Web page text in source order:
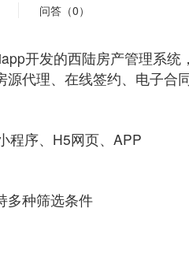
问答（0）
开发的西陆房产管理系
源代理、在线签约、电子
程序、H5网页、APP
多种筛选条件